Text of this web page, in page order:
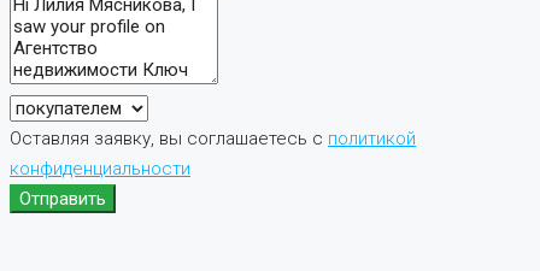
Оставляя заявку, вы соглашаетесь с политикой
конфиденциальности
Отправить